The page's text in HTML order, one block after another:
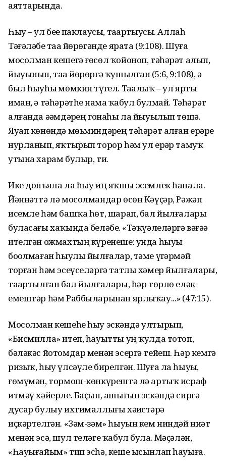
аяттарында.
Һыу – ул беҙҙе паклаусы, таҙартыусы. Аллаһ
Тәғәләбеҙ таҙа йөрөгәнде ярата (9:108). Шуға
мосолман кешегә ғөсөл ҡойоноп, тәһәрәт алып,
йыуынып, таҙа йөрөргә ҡушылған (5:6, 9:108), ә
был һыуһыҙ мөмкин түгел. Таҙалыҡ – ул ярты
иман, ә тәһәрәтһеҙ намаҙ ҡабул булмай. Тәһәрәт
алғанда әҙәмдәрҙең гонаһы ла йыуылып төшә.
Яуап көнөндә мөьминдәрҙең тәһәрәт алған ерҙәре
нурланып, яҡтырып торор һәм ул ерҙәр тамуҡ
утына харам булыр, ти.
Ике донъяла ла һыу иң яҡшы эсемлек һанала.
Йәннәттә лә мосолмандар өсөн Кәүҫәр, Рәжәп
исемле һәм башҡа һөт, шарап, бал йылғалары
буласағы хаҡында беләбеҙ. «Тәҡүәлеләргә вәғәҙә
ителгән ожмахтың күренеше: унда һыуы
боҙолмаған һыулы йылғалар, тәме үҙгәрмәй
торған һәм эсеүселәргә татлы хәмер йылғалары,
таҙартылған бал йылғалары, һәр төрлө еләк-
емештәр һәм Раббыларынан ярлыҡау...» (47:15).
Мосолман кешеһе һыу эскәндә ултырып,
«Бисмилла» итеп, һауытты уң ҡулда тотоп,
бәләкәс йотомдар менән эсергә тейеш. Һәр кемгә
ризыҡ, һыу үлсәүле бирелгән. Шуға ла һыуҙы,
ғөмүмән, тормош-көнкүрештә лә артыҡ исраф
итмәү хәйерле. Баҫып, ашығып эскәндә сиргә
дусар булыу ихтималлығы хәҙистәрҙә
иҫкәртелгән. «Зәм-зәм» һыуын кем ниндәй ниәт
менән эсә, шул теләге ҡабул була. Мәҫәлән,
«Һауығайым» тип эсһә, кеше ысынлап һауыға.